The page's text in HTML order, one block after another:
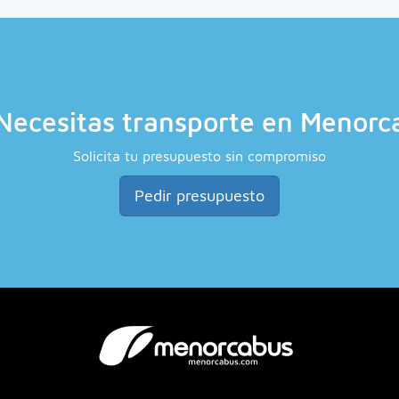
transporte en
Solicita tu presupuesto sin compromiso
Pedir presupuesto